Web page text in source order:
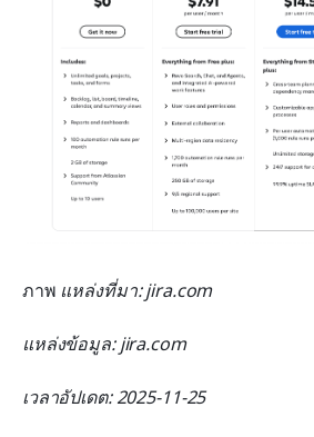
ภาพ แหล่งที่มา: jira.com
แหล่งข้อมูล: jira.com
เวลาอัปเดต: 2025-11-25